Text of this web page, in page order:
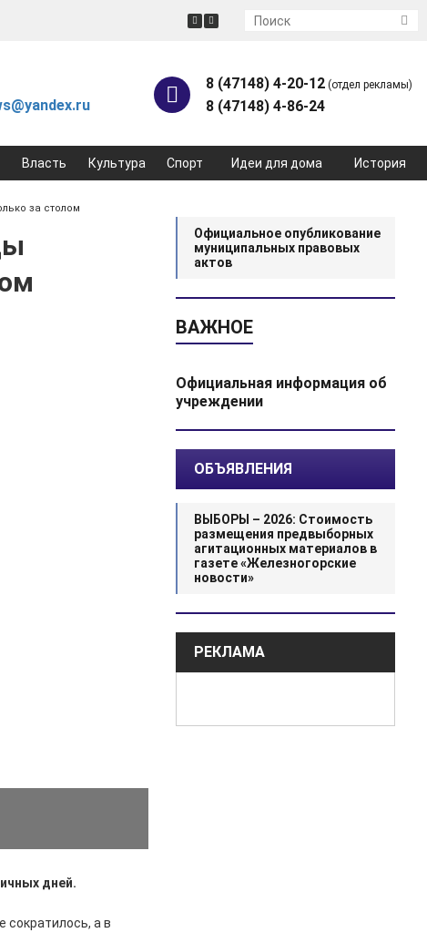
8 (47148) 4-20-12 (отдел рекламы)
8 (47148) 4-86-24
Власть Культура Спорт Идеи для дома История
за столом
дней.
сократилось, а в
Официальное опубликование
муниципальных правовых
актов
ВАЖНОЕ
Официальная информация об
учреждении
ОБЪЯВЛЕНИЯ
ВЫБОРЫ – 2026: Стоимость
размещения предвыборных
агитационных материалов в
газете «Железногорские
новости»
РЕКЛАМА